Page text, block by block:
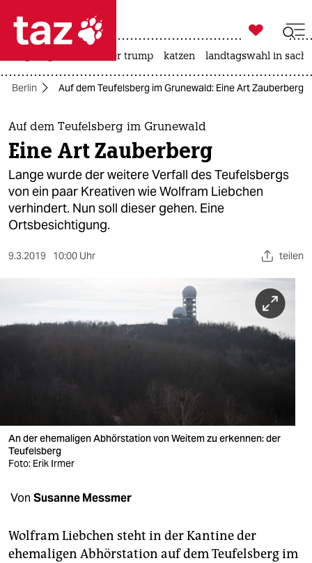
 taz zahl ich
taz zahl ich
themen
politik
öko
gesellschaft
kultur
verlag
veranstaltungen
unterstützen

taz zahl ich
usa unter trump katzen landtagswahl in
Berlin Auf dem Teufelsberg im Grunewald: Eine Art Zauberberg
Auf dem Teufelsberg im Grunewald
Eine Art Zauberberg
Lange wurde der weitere Verfall des Teufelsbergs
von ein paar Kreativen wie Wolfram Liebchen
verhindert. Nun soll dieser gehen. Eine
Ortsbesichtigung.
9.3.2019 10:00 Uhr teilen
An der ehemaligen Abhörstation von Weitem zu erkennen: der
Teufelsberg
Foto: Erik Irmer
Von Susanne Messmer
Wolfram Liebchen steht in der Kantine der
ehemaligen Abhörstation auf dem Teufelsberg im